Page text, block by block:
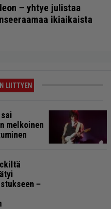
– yhtye julistaa
ikiaikaista
LIITTYEN
melkoinen
–